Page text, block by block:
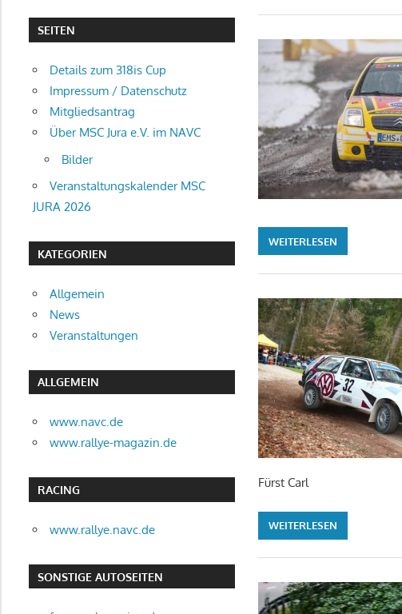
WEITERLESEN
Fürst Carl
WEITERLESEN
SEITEN
Details zum 318is Cup
Impressum / Datenschutz
Mitgliedsantrag
Über MSC Jura e.V. im NAVC
Bilder
Veranstaltungskalender MSC
JURA 2026
KATEGORIEN
Allgemein
News
Veranstaltungen
ALLGEMEIN
www.navc.de
www.rallye-magazin.de
RACING
www.rallye.navc.de
SONSTIGE AUTOSEITEN